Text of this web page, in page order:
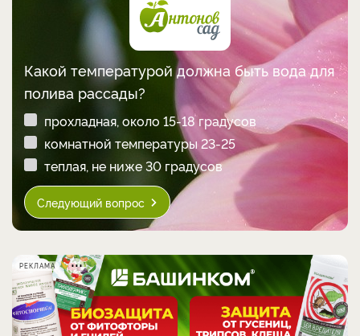
Какой температурой должна быть вода для
полива рассады?
прохладная, около 15-18 градусов
комнатной температуры 23-25
теплая, не ниже 30 градусов
Следующий вопрос
РЕКЛАМА